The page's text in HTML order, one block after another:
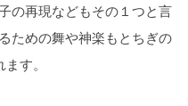
の再現などもその１つと言
ための舞や神楽もとちぎの
す。